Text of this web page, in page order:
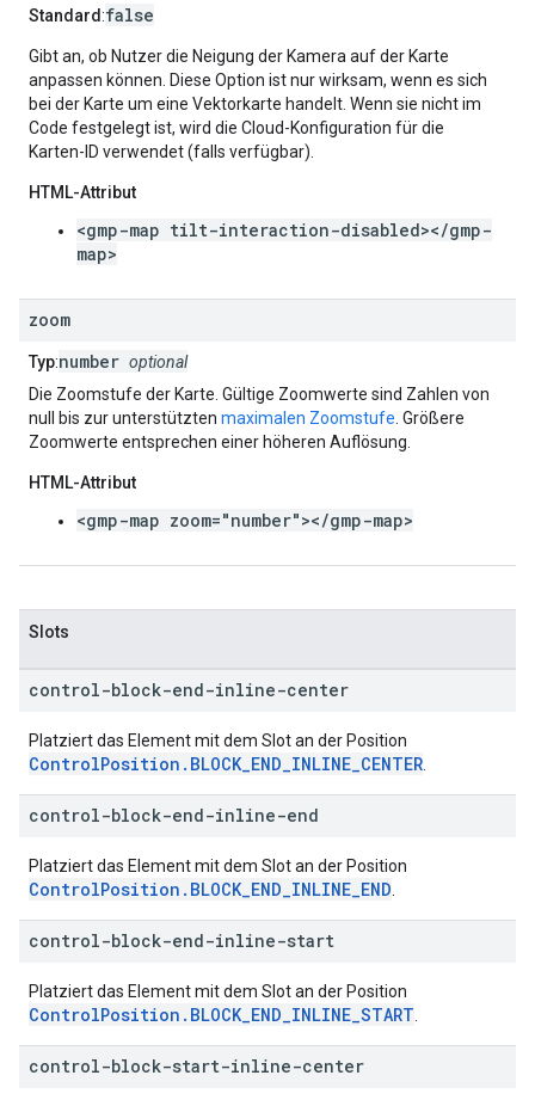
Standard:false
Gibt an, ob Nutzer die Neigung der Kamera auf der Karte
anpassen können. Diese Option ist nur wirksam, wenn es sich
bei der Karte um eine Vektorkarte handelt. Wenn sie nicht im
Code festgelegt ist, wird die Cloud-Konfiguration für die
Karten-ID verwendet (falls verfügbar).
HTML-Attribut
<gmp-map tilt-interaction-disabled></gmp-
map>
zoom
Typ:number optional
Die Zoomstufe der Karte. Gültige Zoomwerte sind Zahlen von
null bis zur unterstützten maximalen Zoomstufe . Größere
Zoomwerte entsprechen einer höheren Auflösung.
HTML-Attribut
<gmp-map zoom="number"></gmp-map>
Slots
control-block-end-inline-center
Platziert das Element mit dem Slot an der Position
ControlPosition.BLOCK_END_INLINE_CENTER
control-block-end-inline-end
Platziert das Element mit dem Slot an der Position
ControlPosition.BLOCK_END_INLINE_END
control-block-end-inline-start
Platziert das Element mit dem Slot an der Position
ControlPosition.BLOCK_END_INLINE_START
control-block-start-inline-center